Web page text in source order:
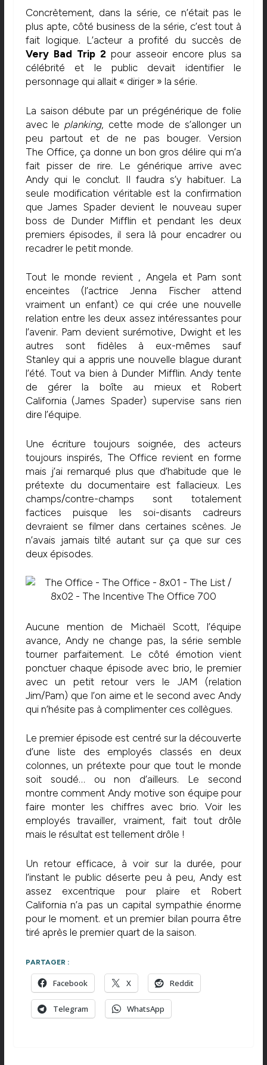
Concrètement, dans la série, ce n’était pas le
plus apte, côté business de la série, c’est tout à
fait logique. L’acteur a profité du succès de
Very Bad Trip 2 pour asseoir encore plus sa
célébrité et le public devait identifier le
personnage qui allait « diriger » la série.
La saison débute par un prégénérique de folie
avec le planking, cette mode de s’allonger un
peu partout et de ne pas bouger. Version
The Office, ça donne un bon gros délire qui m’a
fait pisser de rire. Le générique arrive avec
Andy qui le conclut. Il faudra s’y habituer. La
seule modification véritable est la confirmation
que James Spader devient le nouveau super
boss de Dunder Mifflin et pendant les deux
premiers épisodes, il sera là pour encadrer ou
recadrer le petit monde.
Tout le monde revient , Angela et Pam sont
enceintes (l’actrice Jenna Fischer attend
vraiment un enfant) ce qui crée une nouvelle
relation entre les deux assez intéressantes pour
l’avenir. Pam devient surémotive, Dwight et les
autres sont fidèles à eux-mêmes sauf
Stanley qui a appris une nouvelle blague durant
l’été. Tout va bien à Dunder Mifflin. Andy tente
de gérer la boîte au mieux et Robert
California (James Spader) supervise sans rien
dire l’équipe.
Une écriture toujours soignée, des acteurs
toujours inspirés, The Office revient en forme
mais j’ai remarqué plus que d’habitude que le
prétexte du documentaire est fallacieux. Les
champs/contre-champs sont totalement
factices puisque les soi-disants cadreurs
devraient se filmer dans certaines scènes. Je
n’avais jamais tilté autant sur ça que sur ces
deux épisodes.
Aucune mention de Michaël Scott, l’équipe
avance, Andy ne change pas, la série semble
tourner parfaitement. Le côté émotion vient
ponctuer chaque épisode avec brio, le premier
avec un petit retour vers le JAM (relation
Jim/Pam) que l’on aime et le second avec Andy
qui n’hésite pas à complimenter ces collègues.
Le premier épisode est centré sur la découverte
d’une liste des employés classés en deux
colonnes, un prétexte pour que tout le monde
soit soudé… ou non d’ailleurs. Le second
montre comment Andy motive son équipe pour
faire monter les chiffres avec brio. Voir les
employés travailler, vraiment, fait tout drôle
mais le résultat est tellement drôle !
Un retour efficace, à voir sur la durée, pour
l’instant le public déserte peu à peu, Andy est
assez excentrique pour plaire et Robert
California n’a pas un capital sympathie énorme
pour le moment. et un premier bilan pourra être
tiré après le premier quart de la saison.
PARTAGER :
Facebook X Reddit
Telegram WhatsApp